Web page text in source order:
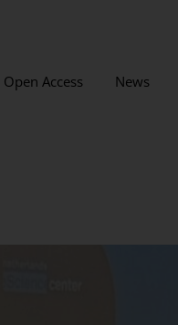
Open Access News